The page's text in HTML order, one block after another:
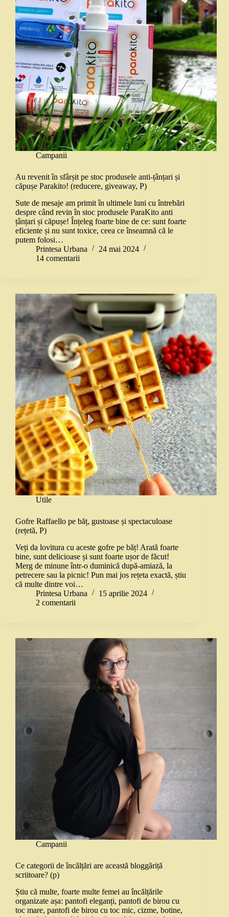
Campanii
Au revenit în sfârșit pe stoc produsele anti-țânțari și
căpușe Parakito! (reducere, giveaway, P)
Sute de mesaje am primit în ultimele luni cu întrebări
despre când revin în stoc produsele ParaKito anti
țânțari și căpușe! Înțeleg foarte bine de ce: sunt foarte
eficiente și nu sunt toxice, ceea ce înseamnă că le
putem folosi…
Printesa Urbana
24 mai 2024
14 comentarii
Utile
Gofre Raffaello pe băț, gustoase și spectaculoase
(rețetă, P)
Veți da lovitura cu aceste gofre pe băț! Arată foarte
bine, sunt delicioase și sunt foarte ușor de făcut!
Merg de minune într-o duminică după-amiază, la
petrecere sau la picnic! Pun mai jos rețeta exactă, știu
că multe dintre voi…
Printesa Urbana
15 aprilie 2024
2 comentarii
Campanii
Ce categorii de încălțări are această bloggăriță
scriitoare? (p)
Știu că multe, foarte multe femei au încălțările
organizate așa: pantofi eleganți, pantofi de birou cu
toc mare, pantofi de birou cu toc mic, cizme, botine,